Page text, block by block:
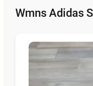
Wmns Adidas